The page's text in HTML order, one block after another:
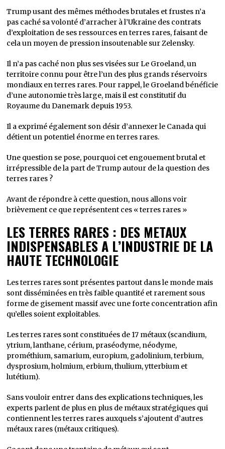
Trump usant des mêmes méthodes brutales et frustes n’a
pas caché sa volonté d’arracher à l’Ukraine des contrats
d’exploitation de ses ressources en terres rares, faisant de
cela un moyen de pression insoutenable sur Zelensky.
Il n’a pas caché non plus ses visées sur Le Groeland, un
territoire connu pour être l’un des plus grands réservoirs
mondiaux en terres rares. Pour rappel, le Groeland bénéficie
d’une autonomie très large, mais il est constitutif du
Royaume du Danemark depuis 1953.
Il a exprimé également son désir d’annexer le Canada qui
détient un potentiel énorme en terres rares.
Une question se pose, pourquoi cet engouement brutal et
irrépressible de la part de Trump autour de la question des
terres rares ?
Avant de répondre à cette question, nous allons voir
brièvement ce que représentent ces « terres rares »
LES TERRES RARES : DES METAUX
INDISPENSABLES A L’INDUSTRIE DE LA
HAUTE TECHNOLOGIE
Les terres rares sont présentes partout dans le monde mais
sont disséminées en très faible quantité et rarement sous
forme de gisement massif avec une forte concentration afin
qu’elles soient exploitables.
Les terres rares sont constituées de 17 métaux (scandium,
ytrium, lanthane, cérium, praséodyme, néodyme,
prométhium, samarium, europium, gadolinium, terbium,
dysprosium, holmium, erbium, thulium, ytterbium et
lutétium).
Sans vouloir entrer dans des explications techniques, les
experts parlent de plus en plus de métaux stratégiques qui
contiennent les terres rares auxquels s’ajoutent d’autres
métaux rares (métaux critiques).